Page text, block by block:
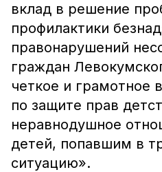
вклад в решение
профилактики
правонарушений
граждан
четкое и грамотное
по защите прав
неравнодушное
детей, попавшим в
ситуацию».